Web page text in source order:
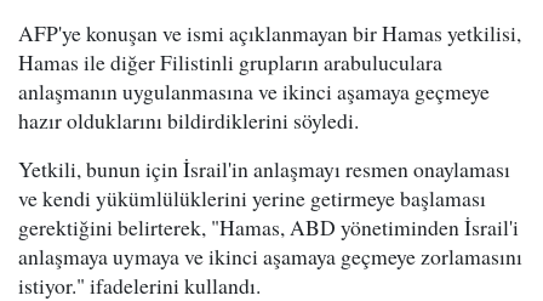
AFP'ye konuşan ve ismi açıklanmayan bir Hamas yetkilisi,
Hamas ile diğer Filistinli grupların arabuluculara
anlaşmanın uygulanmasına ve ikinci aşamaya geçmeye
hazır olduklarını bildirdiklerini söyledi.
Yetkili, bunun için İsrail'in anlaşmayı resmen onaylaması
ve kendi yükümlülüklerini yerine getirmeye başlaması
gerektiğini belirterek, "Hamas, ABD yönetiminden İsrail'i
anlaşmaya uymaya ve ikinci aşamaya geçmeye zorlamasını
istiyor." ifadelerini kullandı.